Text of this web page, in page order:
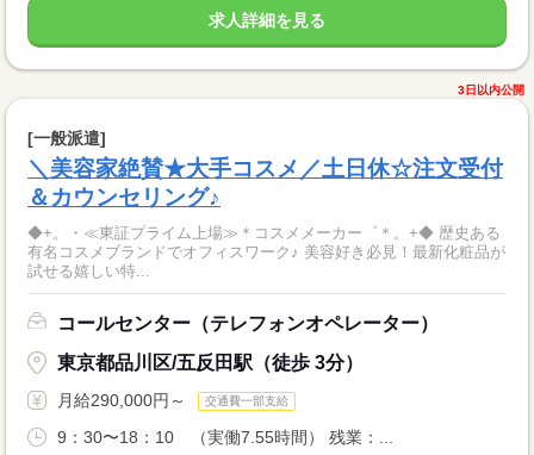
求人詳細を見る
3日以内公開
[一般派遣]
＼美容家絶賛★大手コスメ／土日休☆注文受付
＆カウンセリング♪
◆+。・≪東証プライム上場≫＊コスメメーカー゜＊。+◆ 歴史ある
有名コスメブランドでオフィスワーク♪ 美容好き必見！最新化粧品が
試せる嬉しい特...
コールセンター（テレフォンオペレーター）
東京都品川区/五反田駅（徒歩 3分）
月給290,000円～ 交通費一部支給
9：30〜18：10 （実働7.55時間） 残業：...